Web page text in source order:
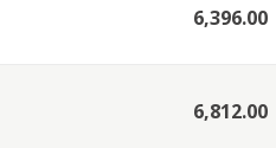
6,396.00
6,812.00